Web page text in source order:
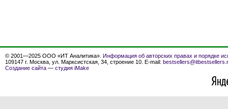
© 2001—2025 ООО «ИТ Аналитика». Информация об авторских правах и порядке
109147 г. Москва, ул. Марксистская, 34, строение 10. E-mail:
Создание сайта — студия iMake